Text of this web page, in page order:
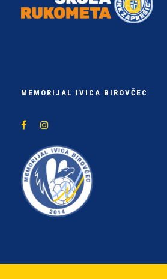
MEMORIJAL IVICA BIROVČEC